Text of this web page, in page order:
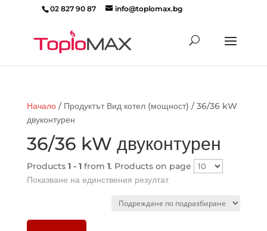
02 827 90 87 info@toplomax.bg
search
Начало/ Продуктът Вид котел (мощност) / 36/36 kW
двуконтурен
36/36 kW двуконтурен
Products 1 - 1from 1. Products on page
Показване на единствения резултат